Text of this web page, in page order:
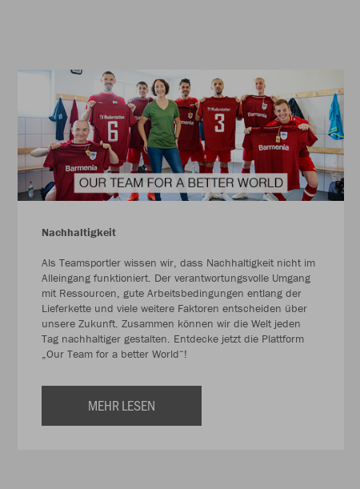
Nachhaltigkeit
Als Teamsportler wissen wir, dass Nachhaltigkeit nicht im
Alleingang funktioniert. Der verantwortungsvolle Umgang
mit Ressourcen, gute Arbeitsbedingungen entlang der
Lieferkette und viele weitere Faktoren entscheiden über
unsere Zukunft. Zusammen können wir die Welt jeden
Tag nachhaltiger gestalten. Entdecke jetzt die Plattform
„Our Team for a better World“!
MEHR LESEN